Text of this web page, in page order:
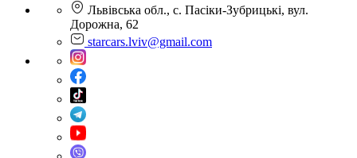
Львівська обл., с. Пасіки-Зубрицькі, вул.
Дорожна, 62
starcars.lviv@gmail.com